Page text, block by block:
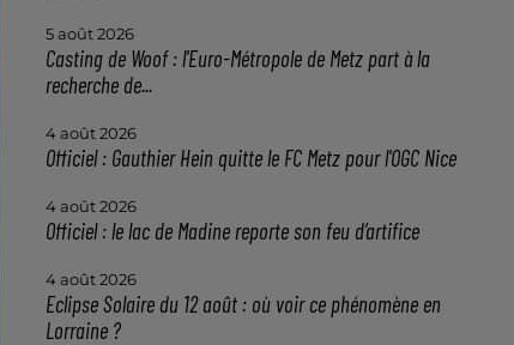
5 août 2026
Casting de Woof : l'Euro-Métropole de Metz part à la
recherche de...
4 août 2026
Officiel : Gauthier Hein quitte le FC Metz pour l'OGC Nice
4 août 2026
Officiel : le lac de Madine reporte son feu d’artifice
4 août 2026
Eclipse Solaire du 12 août : où voir ce phénomène en
Lorraine ?